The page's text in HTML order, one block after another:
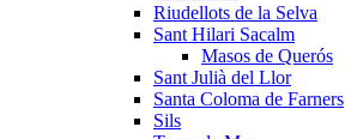
Riudellots de la Selva
Sant Hilari Sacalm
Masos de Querós
Sant Julià del Llor
Santa Coloma de Farners
Sils